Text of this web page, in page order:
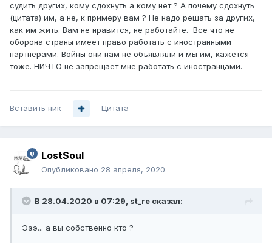
судить других, кому сдохнуть а кому нет ? А почему сдохнуть
(цитата) им, а не, к примеру вам ? Не надо решать за других,
как им жить. Вам не нравится, не работайте. Все что не
оборона страны имеет право работать с иностранными
партнерами. Войны они нам не объявляли и мы им, кажется
тоже. НИЧТО не запрещает мне работать с иностранцами.
Вставить ник Цитата
LostSoul
Опубликовано 28 апреля, 2020
В 28.04.2020 в 07:29, st_re сказал:
Эээ... а вы собственно кто ?